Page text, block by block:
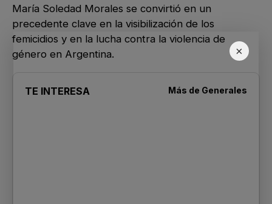
×
María Soledad Morales se convirtió en un
precedente clave en la visibilización de los
femicidios y en la lucha contra la violencia de
género en Argentina.
TE INTERESA Más de Generales